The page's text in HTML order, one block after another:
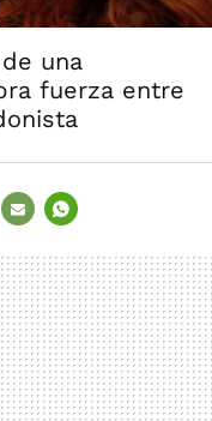
una
fuerza entre
MAIL